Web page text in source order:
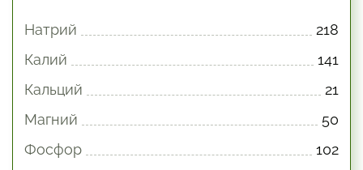
Натрий
218
Калий
141
Кальций
21
Магний
50
Фосфор
102